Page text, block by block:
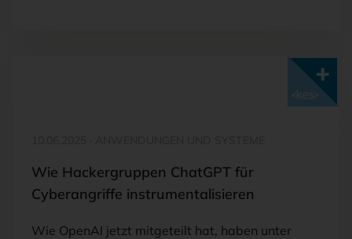
Wie Hackergruppen ChatGPT für
Cyberangriffe instrumentalisieren
Wie OpenAI jetzt mitgeteilt hat, haben unter